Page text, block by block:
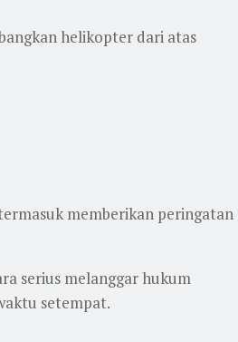
helikopter dari atas
memberikan peringatan
serius melanggar hukum
setempat.